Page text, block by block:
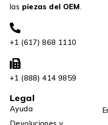
las piezas del OEM.
+1 (617) 868 1110
+1 (888) 414 9859
Legal
Ayuda